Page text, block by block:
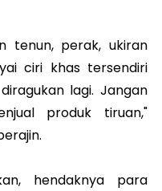
tenun, perak, ukiran
ciri khas tersendiri
lagi. Jangan
produk tiruan,"
hendaknya para